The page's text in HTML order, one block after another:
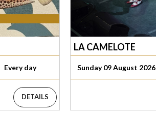
Every day
DETAILS
LA CAMELOTE
Sunday 09 August 2026